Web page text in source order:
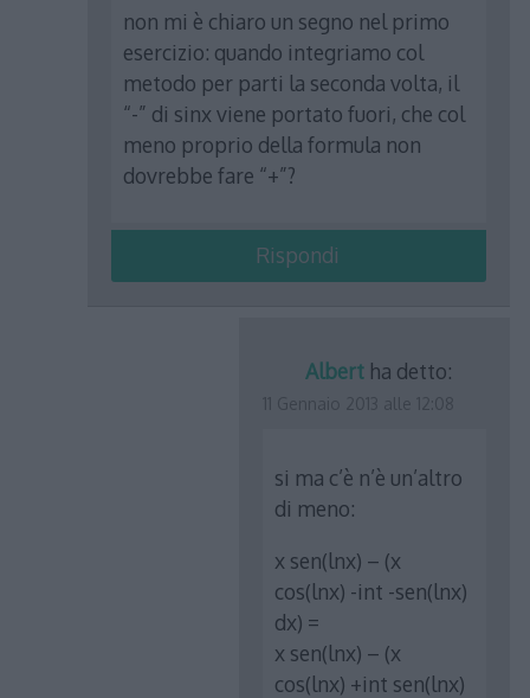
non mi è chiaro un segno nel primo
esercizio: quando integriamo col
metodo per parti la seconda volta, il
“-” di sinx viene portato fuori, che col
meno proprio della formula non
dovrebbe fare “+”?
Rispondi
Albert ha detto:
si ma c’è n’è un’altro
di meno:
x sen(lnx) – (x
cos(lnx) -int -sen(lnx)
dx) =
x sen(lnx) – (x
cos(lnx) +int sen(lnx)